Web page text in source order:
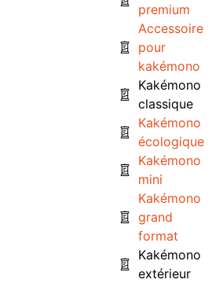
premium
Accessoire
pour
kakémono
Kakémono
classique
Kakémono
écologique
Kakémono
mini
Kakémono
grand
format
Kakémono
extérieur